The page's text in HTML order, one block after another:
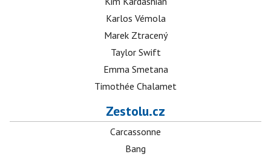
Karlos Vémola
Marek Ztracený
Taylor Swift
Emma Smetana
Timothée Chalamet
Zestolu.cz
Carcassonne
Bang